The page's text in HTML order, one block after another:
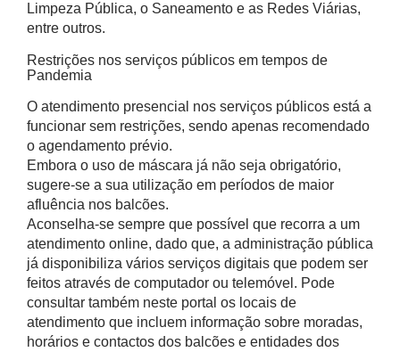
Limpeza Pública, o Saneamento e as Redes Viárias,
entre outros.
Restrições nos serviços públicos em tempos de
Pandemia
O atendimento presencial nos serviços públicos está a
funcionar sem restrições, sendo apenas recomendado
o agendamento prévio.
Embora o uso de máscara já não seja obrigatório,
sugere-se a sua utilização em períodos de maior
afluência nos balcões.
Aconselha-se sempre que possível que recorra a um
atendimento online, dado que, a administração pública
já disponibiliza vários serviços digitais que podem ser
feitos através de computador ou telemóvel. Pode
consultar também neste portal os locais de
atendimento que incluem informação sobre moradas,
horários e contactos dos balcões e entidades dos